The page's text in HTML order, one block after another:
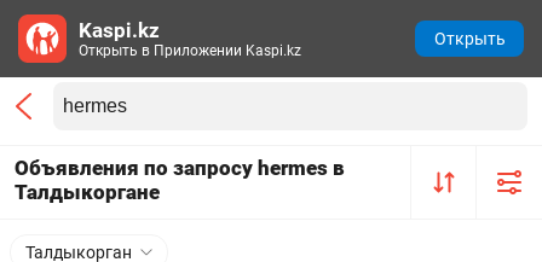
Объявления по запросу hermes в
Талдыкоргане
Талдыкорган
Kaspi.kz
Открыть в Приложении Kaspi.kz
Открыть